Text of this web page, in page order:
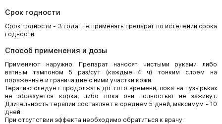
Срок годности
Срок годности - 3 года. Не применять препарат по истечении срока
годности.
Способ применения и дозы
Применяют наружно. Препарат наносят чистыми руками либо
ватным тампоном 5 раз/сут (каждые 4 ч) тонким слоем на
пораженные и граничащие с ними участки кожи.
Терапию следует продолжать до того времени, пока на пузырьках
не образуется корка, либо пока они полностью не заживут.
Длительность терапии составляет в среднем 5 дней, максимум - 10
дней.
При отсутствии эффекта необходимо обратиться к врачу.